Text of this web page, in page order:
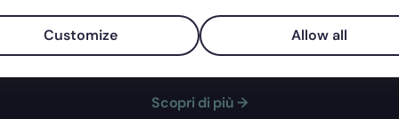
a rafforzare la leadership e favorire una cultura di
ottieni chiarezza finanziaria e potenzia l'intera
Scopri di più →
Customize Allow all